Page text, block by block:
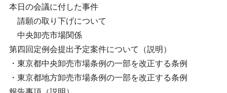
本日の会議に付した事件
請願の取り下げについて
中央卸売市場関係
第四回定例会提出予定案件について（説明）
・東京都中央卸売市場条例の一部を改正する条例
・東京都地方卸売市場条例の一部を改正する条例